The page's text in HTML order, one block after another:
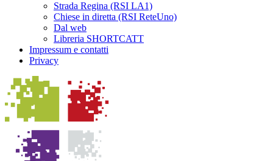
Strada Regina (RSI LA1)
Chiese in diretta (RSI ReteUno)
Dal web
Libreria SHORTCATT
Impressum e contatti
Privacy